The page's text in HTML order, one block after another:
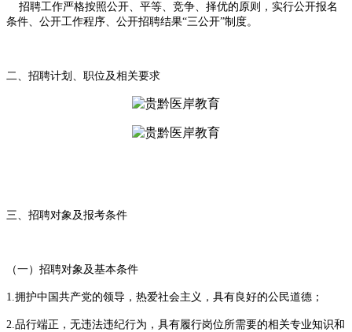
招聘工作严格按照公开、平等、竞争、择优的原则，实行公开报名
条件、公开工作程序、公开招聘结果“三公开”制度。
二、招聘计划、职位及相关要求
三、招聘对象及报考条件
（一）招聘对象及基本条件
1.拥护中国共产党的领导，热爱社会主义，具有良好的公民道德；
2.品行端正，无违法违纪行为，具有履行岗位所需要的相关专业知识和